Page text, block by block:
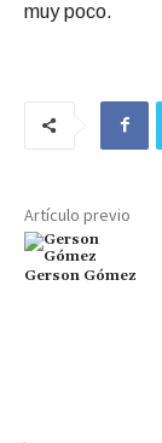
muy poco.
Artículo previo
Gerson Gómez